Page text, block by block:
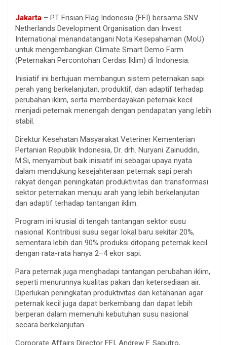
Jakarta – PT Frisian Flag Indonesia (FFI) bersama SNV
Netherlands Development Organisation dan Invest
International menandatangani Nota Kesepahaman (MoU)
untuk mengembangkan Climate Smart Demo Farm
(Peternakan Percontohan Cerdas Iklim) di Indonesia.
Inisiatif ini bertujuan membangun sistem peternakan sapi
perah yang berkelanjutan, produktif, dan adaptif terhadap
perubahan iklim, serta memberdayakan peternak kecil
menjadi peternak menengah dengan pendapatan yang lebih
stabil.
Direktur Kesehatan Masyarakat Veteriner Kementerian
Pertanian Republik Indonesia, Dr. drh. Nuryani Zainuddin,
M.Si, menyambut baik inisiatif ini sebagai upaya nyata
dalam mendukung kesejahteraan peternak sapi perah
rakyat dengan peningkatan produktivitas dan transformasi
sektor peternakan menuju arah yang lebih berkelanjutan
dan adaptif terhadap tantangan iklim.
Program ini krusial di tengah tantangan sektor susu
nasional. Kontribusi susu segar lokal baru sekitar 20%,
sementara lebih dari 90% produksi ditopang peternak kecil
dengan rata-rata hanya 2–4 ekor sapi.
Para peternak juga menghadapi tantangan perubahan iklim,
seperti menurunnya kualitas pakan dan ketersediaan air.
Diperlukan peningkatan produktivitas dan ketahanan agar
peternak kecil juga dapat berkembang dan dapat lebih
berperan dalam memenuhi kebutuhan susu nasional
secara berkelanjutan.
Corporate Affairs Director FFI, Andrew F. Saputro,